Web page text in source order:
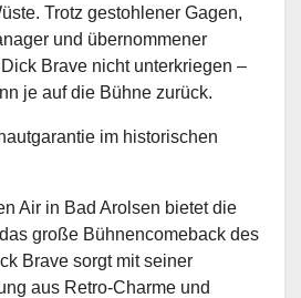
Trotz gestohlener Gagen,
und übernommener
Brave nicht unterkriegen –
je auf die Bühne zurück.
im historischen
Air in Bad Arolsen bietet die
große Bühnencomeback des
Brave sorgt mit seiner
aus Retro-Charme und